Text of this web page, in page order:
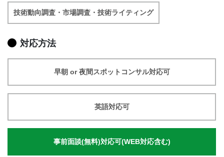
技術動向調査・市場調査・技術ライティング
対応方法
早朝 or 夜間スポットコンサル対応可
英語対応可
事前面談(無料)対応可(WEB対応含む)